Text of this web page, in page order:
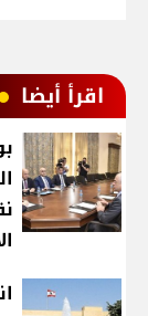
اقرأ أيضا